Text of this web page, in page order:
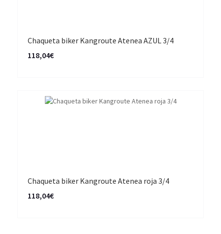
Chaqueta biker Kangroute Atenea AZUL 3/4
118,04€
Chaqueta biker Kangroute Atenea roja 3/4
118,04€